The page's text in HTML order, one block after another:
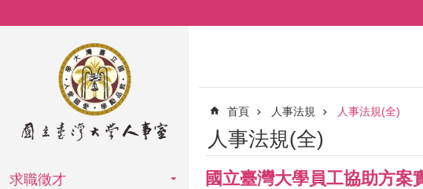
求職徵才
首頁 人事法規 人事法規(全)
人事法規(全)
國立臺灣大學員工協助方案